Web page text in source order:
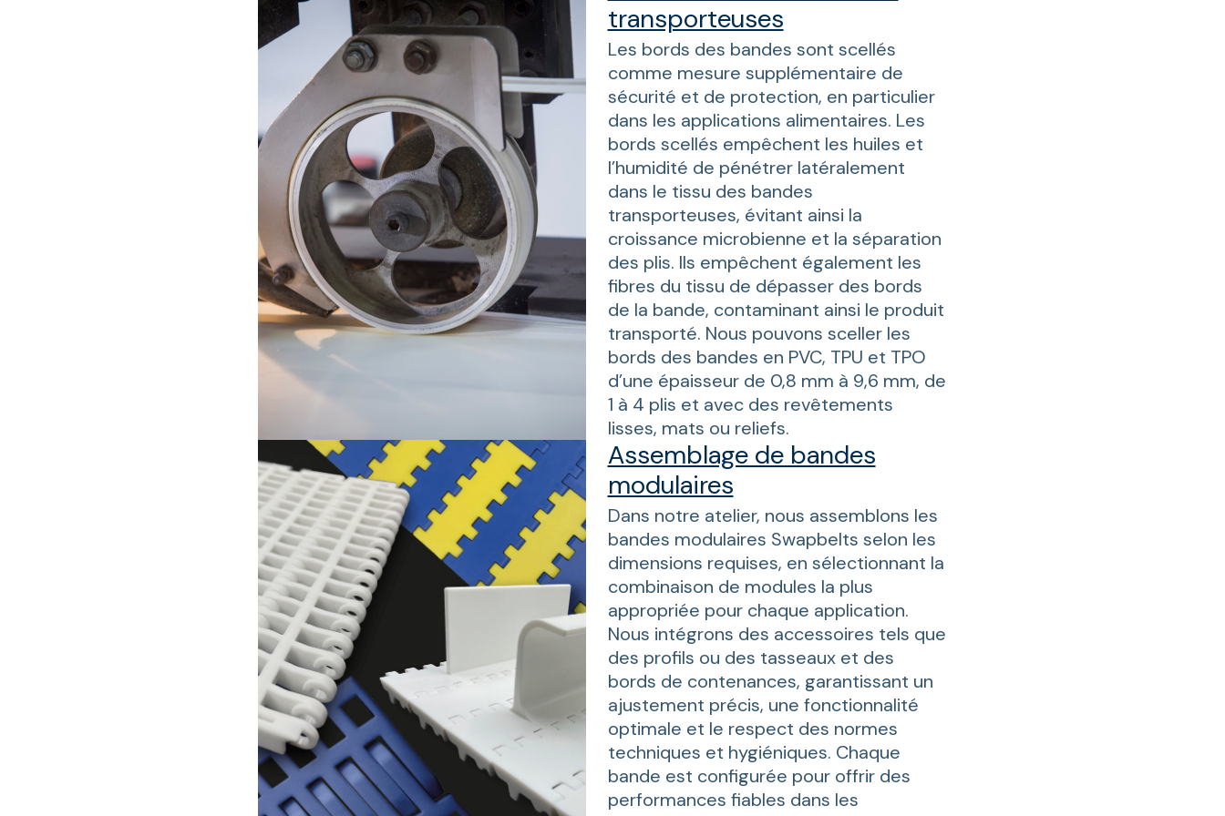
transporteuses
Les bords des bandes sont scellés
comme mesure supplémentaire de
sécurité et de protection, en particulier
dans les applications alimentaires. Les
bords scellés empêchent les huiles et
l’humidité de pénétrer latéralement
dans le tissu des bandes
transporteuses, évitant ainsi la
croissance microbienne et la séparation
des plis. Ils empêchent également les
fibres du tissu de dépasser des bords
de la bande, contaminant ainsi le produit
transporté. Nous pouvons sceller les
bords des bandes en PVC, TPU et TPO
d’une épaisseur de 0,8 mm à 9,6 mm, de
1 à 4 plis et avec des revêtements
lisses, mats ou reliefs.
Assemblage de bandes
modulaires
Dans notre atelier, nous assemblons les
bandes modulaires Swapbelts selon les
dimensions requises, en sélectionnant la
combinaison de modules la plus
appropriée pour chaque application.
Nous intégrons des accessoires tels que
des profils ou des tasseaux et des
bords de contenances, garantissant un
ajustement précis, une fonctionnalité
optimale et le respect des normes
techniques et hygiéniques. Chaque
bande est configurée pour offrir des
performances fiables dans les